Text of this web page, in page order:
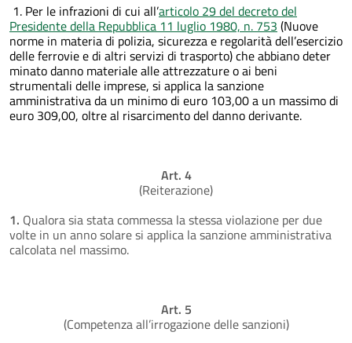
1. Per le infrazioni di cui all’articolo 29 del decreto del
Presidente della Repubblica 11 luglio 1980, n. 753 (Nuove
norme in materia di polizia, sicurezza e regolarità dell’esercizio
delle ferrovie e di altri servizi di trasporto) che abbiano deter
minato danno materiale alle attrezzature o ai beni
strumentali delle imprese, si applica la sanzione
amministrativa da un minimo di euro 103,00 a un massimo di
euro 309,00, oltre al risarcimento del danno derivante.
Art. 4
(Reiterazione)
1. Qualora sia stata commessa la stessa violazione per due
volte in un anno solare si applica la sanzione amministrativa
calcolata nel massimo.
Art. 5
(Competenza all’irrogazione delle sanzioni)